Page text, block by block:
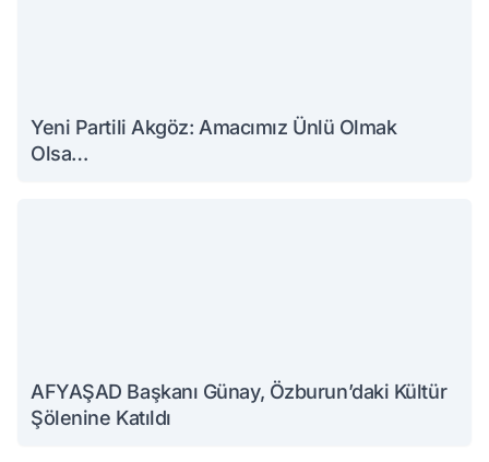
Yeni Partili Akgöz: Amacımız Ünlü Olmak
Olsa…
AFYAŞAD Başkanı Günay, Özburun’daki Kültür
Şölenine Katıldı